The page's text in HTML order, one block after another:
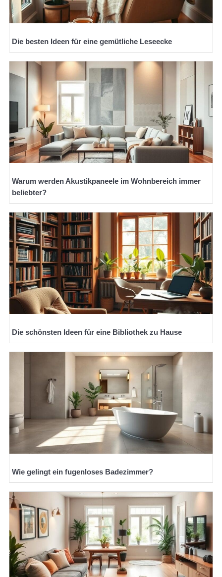
Die besten Ideen für eine gemütliche Leseecke
Warum werden Akustikpaneele im Wohnbereich immer
beliebter?
Die schönsten Ideen für eine Bibliothek zu Hause
Wie gelingt ein fugenloses Badezimmer?